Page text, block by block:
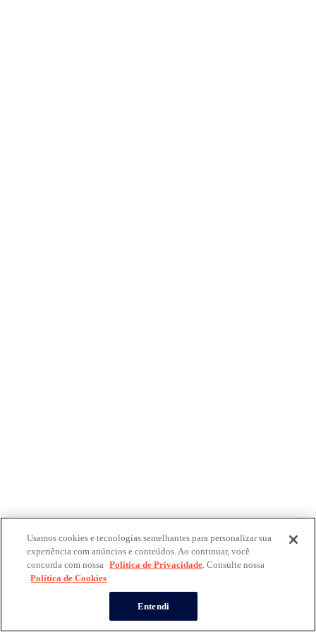
Usamos cookies e tecnologias semelhantes para personalizar sua
experiência com anúncios e conteúdos. Ao continuar, você
concorda com nossa Política de Privacidade. Consulte nossa
Política de Cookies
Entendi